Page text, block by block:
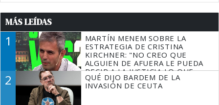
MÁS LEÍDAS
1
MARTÍN MENEM SOBRE LA
ESTRATEGIA DE CRISTINA
KIRCHNER: "NO CREO QUE
ALGUIEN DE AFUERA LE PUEDA
DECIR A LA JUSTICIA LO QUE
TIENE QUE HACER"
2
QUÉ DIJO BARDEM DE LA
INVASIÓN DE CEUTA